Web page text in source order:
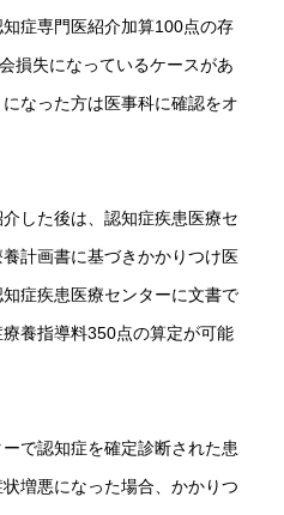
症専門医紹介加算100点の存
損失になっているケースがあ
なった方は医事科に確認をオ
した後は、認知症疾患医療セ
計画書に基づきかかりつけ医
症疾患医療センターに文書で
養指導料350点の算定が可能
で認知症を確定診断された患
増悪になった場合、かかりつ